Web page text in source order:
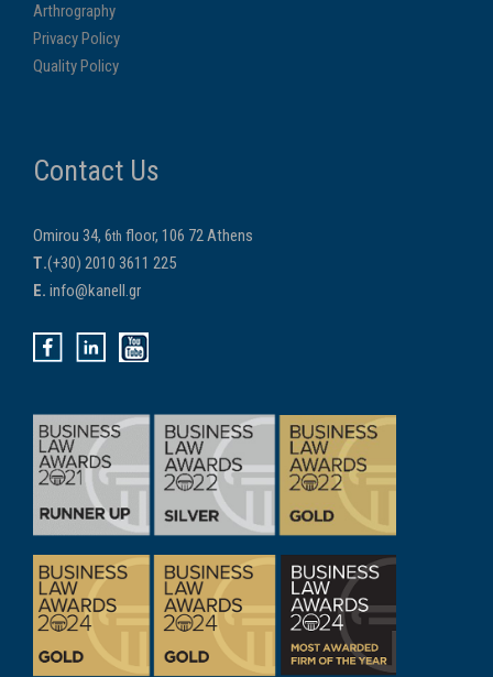
Arthrography
Privacy Policy
Quality Policy
Contact Us
Omirou 34, 6th floor, 106 72 Athens
Τ.(+30) 2010 3611 225
E. info@kanell.gr